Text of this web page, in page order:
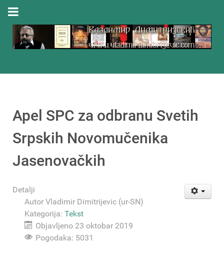
Apel SPC za odbranu Svetih
Srpskih Novomučenika
Jasenovačkih
Detalji
Autor Vladimir Dimitrijevic (ur-SN)
Kategorija: Tekst
Objavljeno 23 oktobar 2019
Pogodaka: 5031